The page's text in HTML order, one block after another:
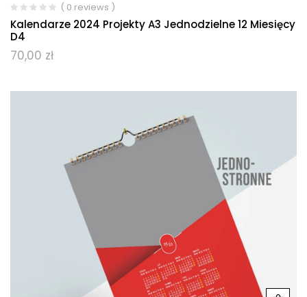
( 0 reviews )
Kalendarze 2024 Projekty A3 Jednodzielne 12 Miesięcy
D4
70,00 zł